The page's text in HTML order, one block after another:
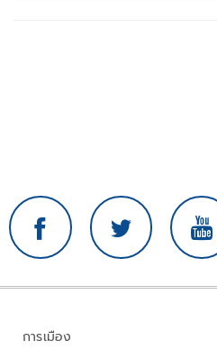
การเมือง